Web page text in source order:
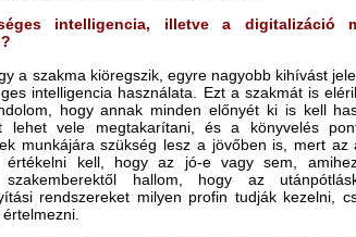
intelligencia, illetve a digitalizáció
a szakma kiöregszik, egyre nagyobb kihívást
intelligencia használata. Ezt a szakmát is
hogy annak minden előnyét ki is kell
lehet vele megtakarítani, és a könyvelés
munkájára szükség lesz a jövőben is, mert az
értékelni kell, hogy az jó-e vagy sem,
szakemberektől hallom, hogy az
rendszereket milyen profin tudják kezelni,